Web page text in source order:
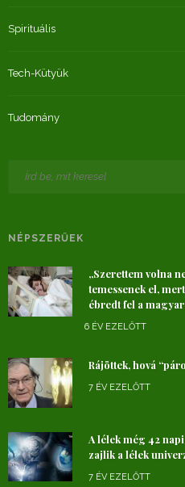
Spirituális
Tech-Kütyük
Tudomány
NÉPSZERŰEK
„Szerettem volna
temessenek el,
ébredt fel a
6 ÉV EZELŐTT
Rájöttek, hová
7 ÉV EZELŐTT
A lélek még 42
zajlik a lélek
7 ÉV EZELŐTT